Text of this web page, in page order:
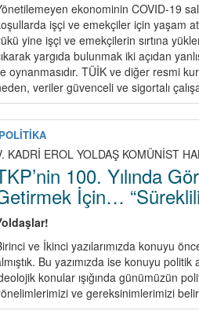
ekonominin COVID-19
işçi ve emekçiler için yaşam
yine işçi ve emekçilerin sırtına
yargıda bulunmak iki açıdan
oynanmasıdır. TÜİK ve diğer resmi
veriler güvenceli ve sigortalı
POLİTİKA
KADRİ EROL YOLDAŞ KOMÜNİST
100. Yılında
İçin…
ve İkinci yazılarımızda konuyu
Bu yazımızda ise konuyu
konular ışığında günümüzün
ve gereksinimlerimizi